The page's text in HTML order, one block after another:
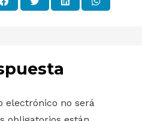
electrónico no será